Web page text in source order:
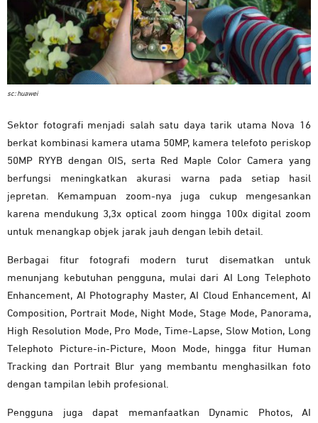
sc: huawei
Sektor fotografi menjadi salah satu daya tarik utama Nova 16
berkat kombinasi kamera utama 50MP, kamera telefoto periskop
50MP RYYB dengan OIS, serta Red Maple Color Camera yang
berfungsi meningkatkan akurasi warna pada setiap hasil
jepretan. Kemampuan zoom-nya juga cukup mengesankan
karena mendukung 3,3x optical zoom hingga 100x digital zoom
untuk menangkap objek jarak jauh dengan lebih detail.
Berbagai fitur fotografi modern turut disematkan untuk
menunjang kebutuhan pengguna, mulai dari AI Long Telephoto
Enhancement, AI Photography Master, AI Cloud Enhancement, AI
Composition, Portrait Mode, Night Mode, Stage Mode, Panorama,
High Resolution Mode, Pro Mode, Time-Lapse, Slow Motion, Long
Telephoto Picture-in-Picture, Moon Mode, hingga fitur Human
Tracking dan Portrait Blur yang membantu menghasilkan foto
dengan tampilan lebih profesional.
Pengguna juga dapat memanfaatkan Dynamic Photos, AI